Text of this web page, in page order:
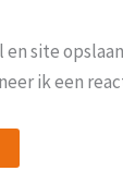
en site
ik een